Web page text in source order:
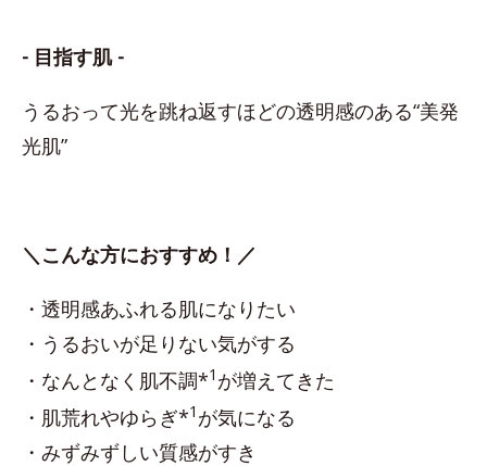
- 目指す肌 -
うるおって光を跳ね返すほどの透明感のある“美発
光肌”
＼こんな方におすすめ！／
・透明感あふれる肌になりたい
・うるおいが足りない気がする
・なんとなく肌不調*1 が増えてきた
・肌荒れやゆらぎ*1 が気になる
・みずみずしい質感がすき